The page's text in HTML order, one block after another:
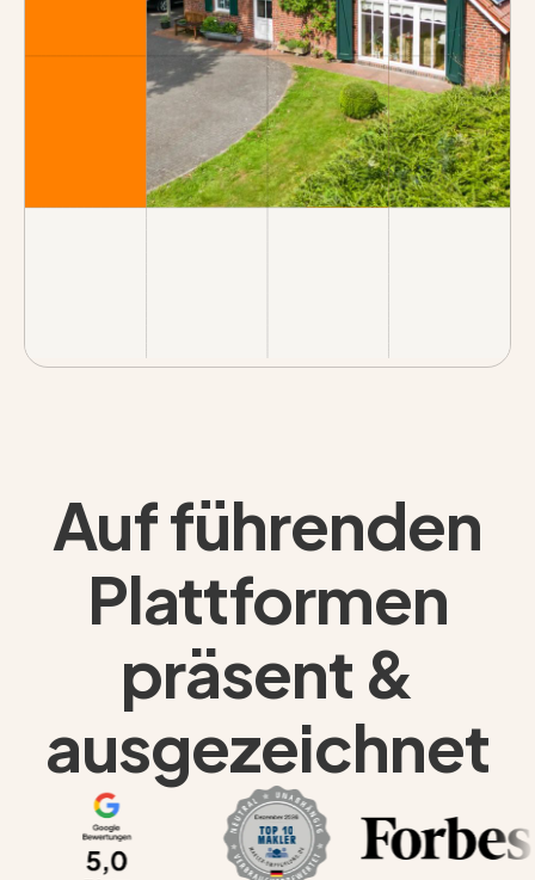
Auf führenden
Plattformen
präsent &
ausgezeichnet